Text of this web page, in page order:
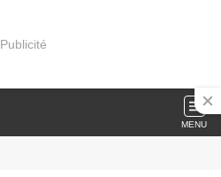
Publicité
MENU